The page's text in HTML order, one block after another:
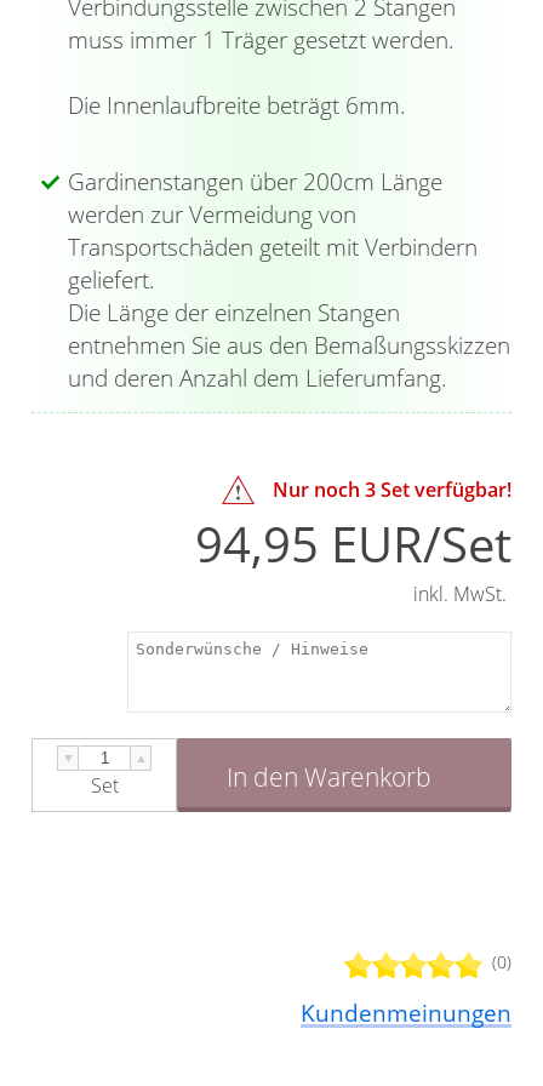
zudem mit drei rundherum laufenden
Einkerbungen versehen und werden mit dem
beiliegenden Innensechskantschlüssel fixiert;
im Gegensatz dazu werden die Kappen einfach
können Sie in verschiedenen Längen bestellen.
Abhängig davon sind zusätzlich Verbinder im
Lieferumfang enthalten, welche die einzelnen
Gardinenstangen zusammenführen und für
Stabilität sorgen. Die robusten Träger besitzen
jeweils zwei halbrunde Öffnungen und dienen
der Schraubmontage an der Wand. Dabei
haben Sie die Möglichkeit die Gardinenstangen
unten anzubringen. Sie werden in die Träger
eingelegt und anschließend mit kleinen
Schrauben fixiert.
muss immer 1 Träger gesetzt werden.
Die Innenlaufbreite beträgt 6mm.
Gardinenstangen über 200cm Länge
werden zur Vermeidung von
Transportschäden geteilt mit Verbindern
geliefert.
Die Länge der einzelnen Stangen
entnehmen Sie aus den Bemaßungsskizzen
und deren Anzahl dem Lieferumfang.
(0)
Kundenmeinungen
Nur noch 3Set verfügbar!
94,95 EUR/Set
inkl. MwSt.
▼ ▲
Set In den Warenkorb